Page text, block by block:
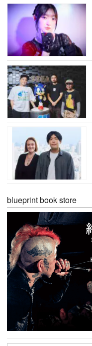
blueprint book store